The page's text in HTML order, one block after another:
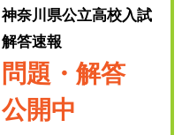
神奈川県公立高校入試
解答速報
問題・解答
公開中